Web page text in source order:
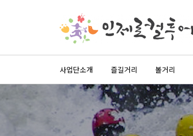
사업단소개 즐길거리 볼거리